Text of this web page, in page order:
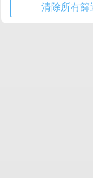
溫泉度假區/藍色硅谷
石老人海水浴場清除所有篩